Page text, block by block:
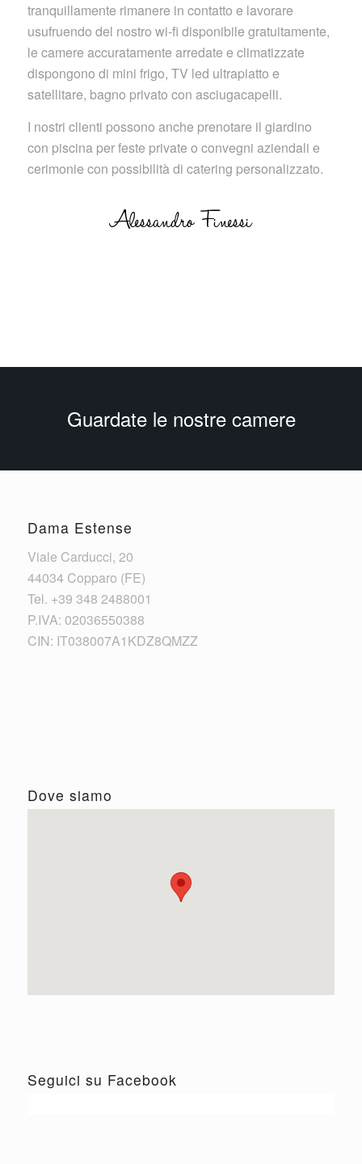
tranquillamente rimanere in contatto e lavorare
usufruendo del nostro wi-fi disponibile gratuitamente,
le camere accuratamente arredate e climatizzate
dispongono di mini frigo, TV led ultrapiatto e
satellitare, bagno privato con asciugacapelli.
I nostri clienti possono anche prenotare il giardino
con piscina per feste private o convegni aziendali e
cerimonie con possibilità di catering personalizzato.
Guardate le nostre camere
Dama Estense
Viale Carducci, 20
44034 Copparo (FE)
Tel. +39 348 2488001
P.IVA: 02036550388
CIN: IT038007A1KDZ8QMZZ
Dove siamo
Seguici su Facebook